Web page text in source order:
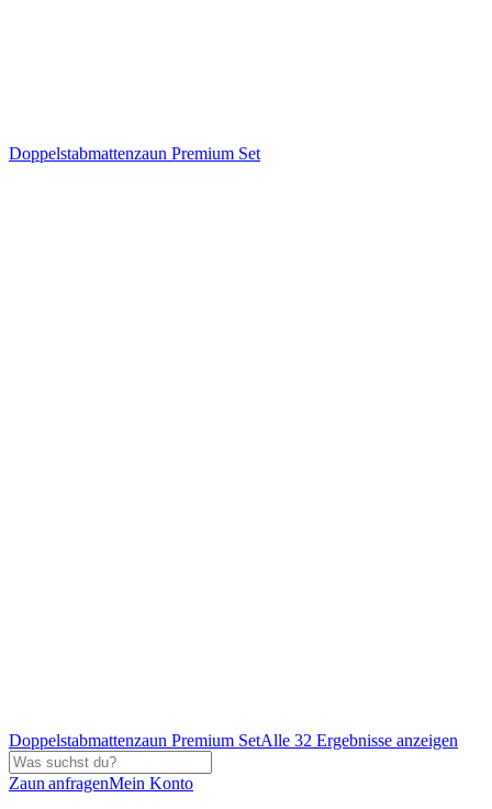
Doppelstabmattenzaun Premium Set
Doppelstabmattenzaun Premium SetAlle 32 Ergebnisse anzeigen
Zaun anfragenMein Konto